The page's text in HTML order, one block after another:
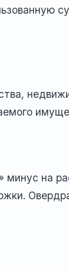
минус на